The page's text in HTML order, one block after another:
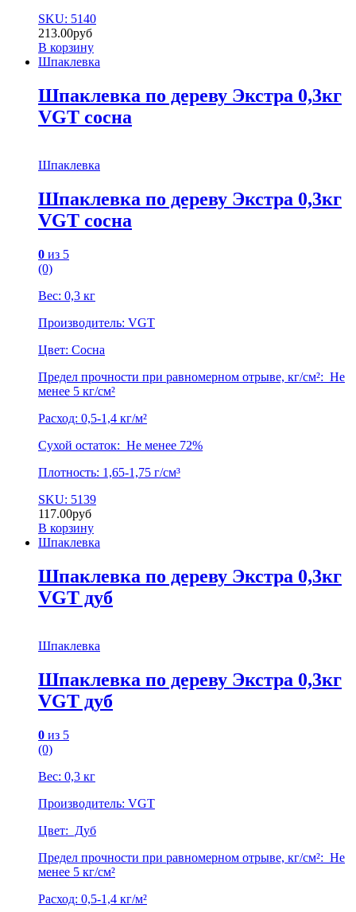
SKU: 5140
213.00руб
В корзину
Шпаклевка
Шпаклевка по дереву Экстра 0,3кг
VGT сосна
Шпаклевка
Шпаклевка по дереву Экстра 0,3кг
VGT сосна
0 из 5
(0)
Вес: 0,3 кг
Производитель: VGT
Цвет: Cосна
Предел прочности при равномерном отрыве, кг/см²: Не
менее 5 кг/см²
Расход: 0,5-1,4 кг/м²
Сухой остаток: Не менее 72%
Плотность: 1,65-1,75 г/см³
SKU: 5139
117.00руб
В корзину
Шпаклевка
Шпаклевка по дереву Экстра 0,3кг
VGT дуб
Шпаклевка
Шпаклевка по дереву Экстра 0,3кг
VGT дуб
0 из 5
(0)
Вес: 0,3 кг
Производитель: VGT
Цвет: Дуб
Предел прочности при равномерном отрыве, кг/см²: Не
менее 5 кг/см²
Расход: 0,5-1,4 кг/м²